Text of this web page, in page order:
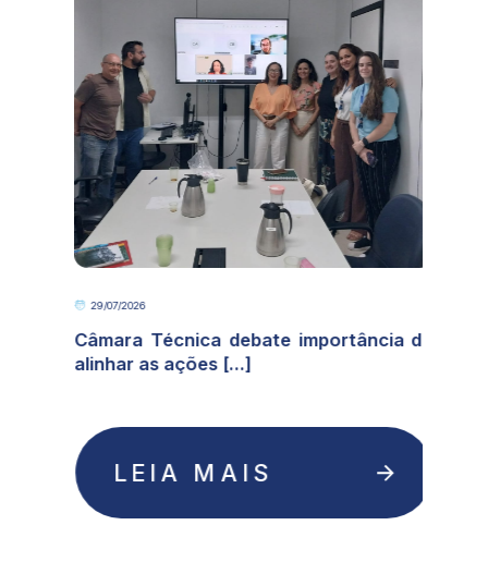
29/07/2026
Câmara Técnica debate importância de
alinhar as ações [...]
LEIA MAIS